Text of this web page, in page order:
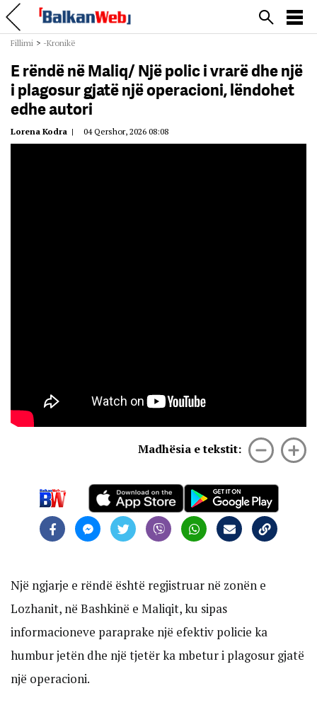
Fillimi > -Kronikë
E rëndë në Maliq/ Një polic i vrarë dhe një
i plagosur gjatë një operacioni, lëndohet
edhe autori
Lorena Kodra | 04 Qershor, 2026 08:08
Madhësia e tekstit:
Një ngjarje e rëndë është regjistruar në zonën e
Lozhanit, në Bashkinë e Maliqit, ku sipas
informacioneve paraprake një efektiv policie ka
humbur jetën dhe një tjetër ka mbetur i plagosur gjatë
një operacioni.